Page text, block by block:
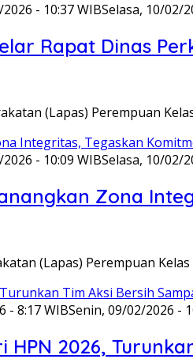
- 10:37 WIBSelasa, 10/02/
Rapat Dinas
(Lapas) Perempuan
- 10:09 WIBSelasa, 10/02/
Zona
(Lapas) Perempuan
- 8:17 WIBSenin, 09/02/2026 -
2026,